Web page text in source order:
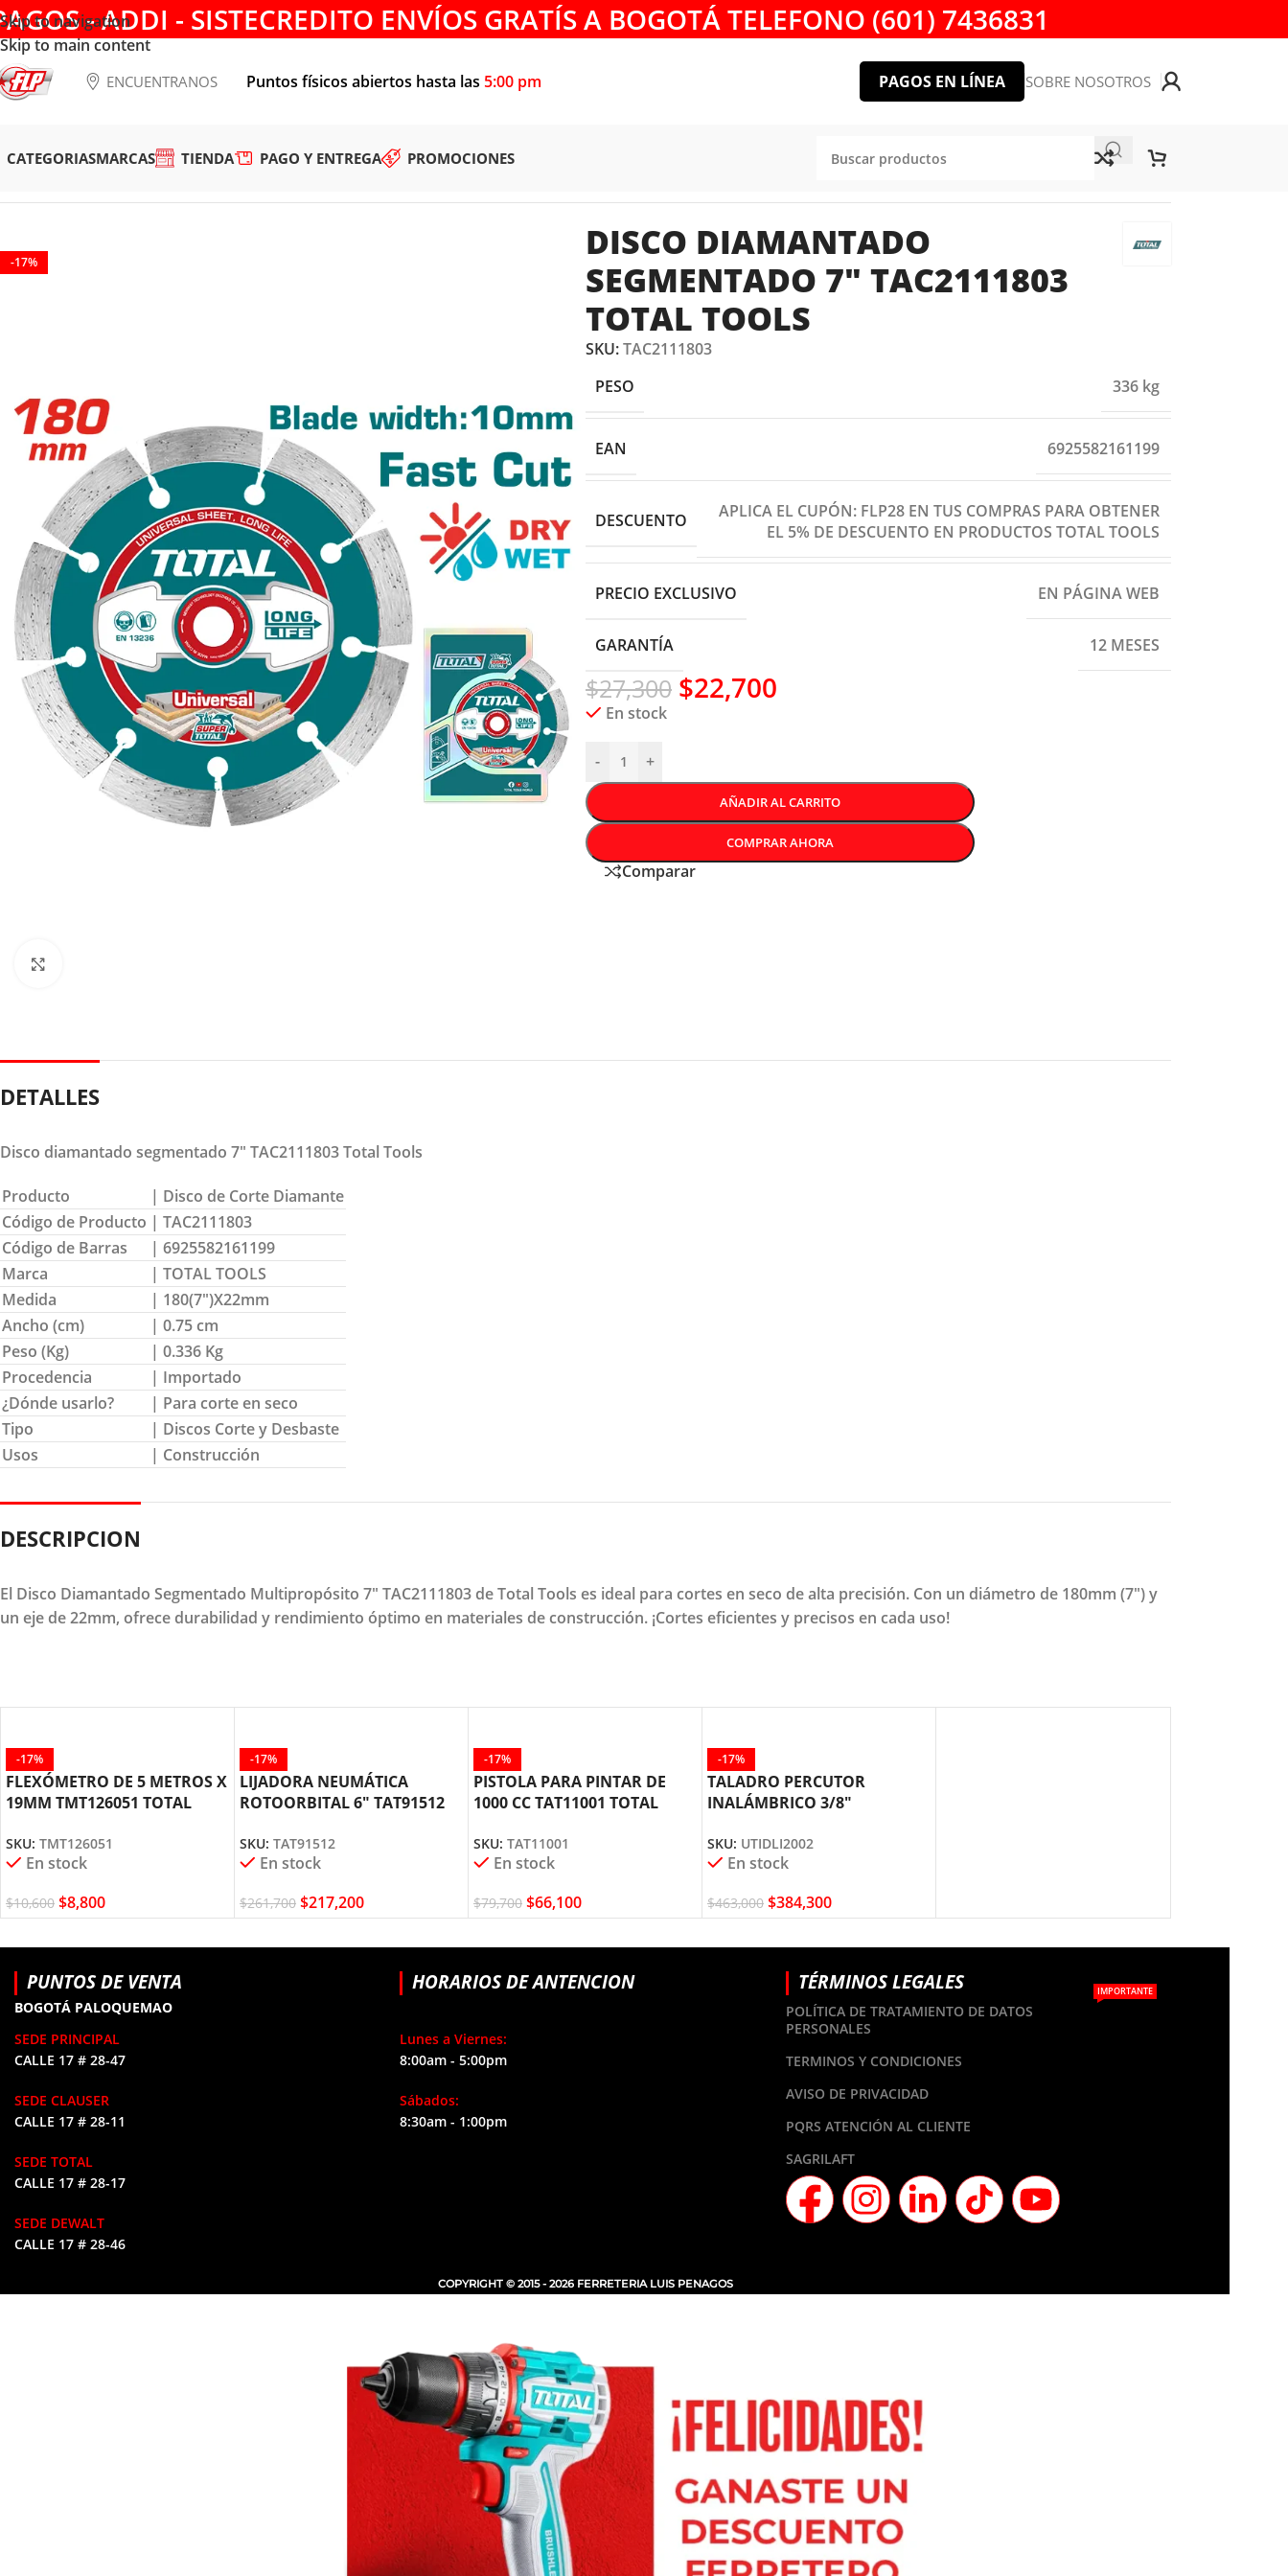
Skip to navigation
Skip to main content
- ADDI - SISTECREDITO ENVÍOS GRATÍS A BOGOTÁ TELEFONO (601) 7436831
ENCUENTRANOS Puntos físicos abiertos hasta las 5:00 pm PAGOS EN LÍNEA SOBRE NOSOTROS
CATEGORIASMARCAS TIENDA PAGO Y ENTREGA PROMOCIONES
-17%
DISCO DIAMANTADO
SEGMENTADO 7″ TAC2111803
TOTAL TOOLS
SKU:TAC2111803
PESO
336 kg
EAN 6925582161199
DESCUENTO
APLICA EL CUPÓN: FLP28 EN TUS COMPRAS PARA OBTENER
EL 5% DE DESCUENTO EN PRODUCTOS TOTAL TOOLS
PRECIO EXCLUSIVO EN PÁGINA WEB
GARANTÍA 12 MESES
$27,300 $22,700
En stock
- +
AÑADIR AL CARRITO
COMPRAR AHORA
Comparar
DETALLES
Disco diamantado segmentado 7″ TAC2111803 Total Tools
Producto
| Disco de Corte Diamante
Código de Producto | TAC2111803
Código de Barras
| 6925582161199
Marca
| TOTAL TOOLS
Medida
| 180(7″)X22mm
Ancho (cm)
| 0.75 cm
Peso (Kg)
| 0.336 Kg
Procedencia
| Importado
¿Dónde usarlo?
| Para corte en seco
Tipo
| Discos Corte y Desbaste
Usos
| Construcción
DESCRIPCION
El Disco Diamantado Segmentado Multipropósito 7" TAC2111803 de Total Tools es ideal para cortes en seco de alta precisión. Con un diámetro de 180mm (7") y
un eje de 22mm, ofrece durabilidad y rendimiento óptimo en materiales de construcción. ¡Cortes eficientes y precisos en cada uso!
-17%
FLEXÓMETRO DE 5 METROS X
19MM TMT126051 TOTAL
SKU: TMT126051
En stock
$10,600 $8,800
-17%
LIJADORA NEUMÁTICA
ROTOORBITAL 6″ TAT91512
SKU: TAT91512
En stock
$261,700 $217,200
-17%
PISTOLA PARA PINTAR DE
1000 CC TAT11001 TOTAL
SKU: TAT11001
En stock
$79,700 $66,100
-17%
TALADRO PERCUTOR
INALÁMBRICO 3/8″
SKU: UTIDLI2002
En stock
$463,000 $384,300
PUNTOS DE VENTA
BOGOTÁ PALOQUEMAO
SEDE PRINCIPAL
CALLE 17 # 28-47
SEDE CLAUSER
CALLE 17 # 28-11
SEDE TOTAL
CALLE 17 # 28-17
SEDE DEWALT
CALLE 17 # 28-46
HORARIOS DE ANTENCION
Lunes a Viernes:
8:00am - 5:00pm
Sábados:
8:30am - 1:00pm
TÉRMINOS LEGALES
POLÍTICA DE TRATAMIENTO DE DATOS
PERSONALES
IMPORTANTE
TERMINOS Y CONDICIONES
AVISO DE PRIVACIDAD
PQRS ATENCIÓN AL CLIENTE
SAGRILAFT
COPYRIGHT © 2015 - 2026 FERRETERIA LUIS PENAGOS